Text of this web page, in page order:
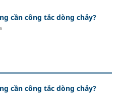
cần công tắc dòng chảy?
cần công tắc dòng chảy?